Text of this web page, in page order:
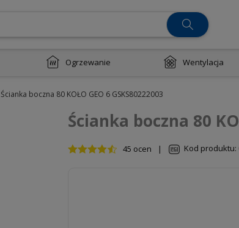
Ogrzewanie Wentylacja
Ścianka boczna 80 KOŁO GEO 6 GSKS80222003
Ścianka boczna 80
45 ocen | Kod produktu: